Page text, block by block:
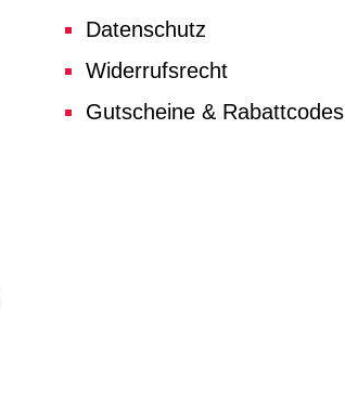
Datenschutz
Widerrufsrecht
Gutscheine & Rabattcodes